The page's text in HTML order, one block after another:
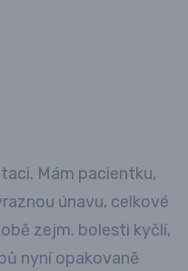
Mám pacientku,
únavu, celkové
zejm. bolesti kyčlí,
nyní opakovaně